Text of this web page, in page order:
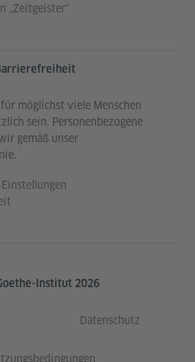
„Zeitgeister"
möglichst viele Menschen
sein. Personenbezogene
gemäß unser
Institut 2026
Datenschutz